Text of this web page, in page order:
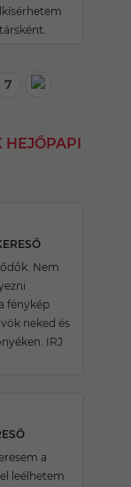
7
HEJŐPAPI
Nem
fénykép
neked és
IRJ
a
leélhetem